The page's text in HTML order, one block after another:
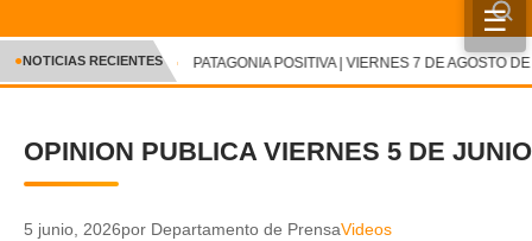
☰
INICIO
CRÓNICA
DEPORTES ✕
●NOTICIAS RECIENTES PATAGONIA POSITIVA | VIERNES 7 DE AGOSTO DE
OPINION PUBLICA VIERNES 5 DE
5 junio, 2026por Departamento de PrensaVideos